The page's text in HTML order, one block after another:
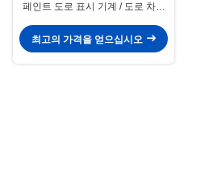
페인트 도로 표시 기계 / 도로 차가
최고의 가격을 얻으십시오